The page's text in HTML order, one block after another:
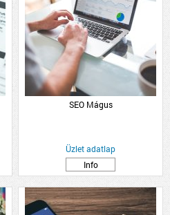
SEO Mágus
Üzlet adatlap
Info